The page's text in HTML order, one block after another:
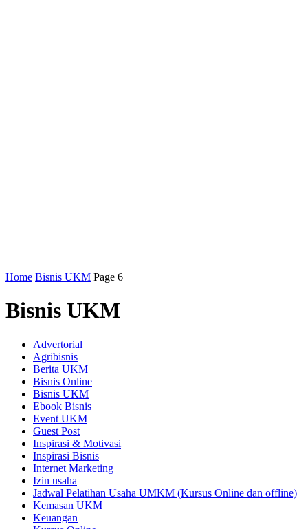
Home Bisnis UKM Page 6
Bisnis UKM
Advertorial
Agribisnis
Berita UKM
Bisnis Online
Bisnis UKM
Ebook Bisnis
Event UKM
Guest Post
Inspirasi & Motivasi
Inspirasi Bisnis
Internet Marketing
Izin usaha
Jadwal Pelatihan Usaha UMKM (Kursus Online dan offline)
Kemasan UKM
Keuangan